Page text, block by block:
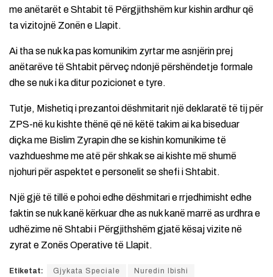
me anëtarët e Shtabit të Përgjithshëm kur kishin ardhur që
ta vizitojnë Zonën e Llapit.
Ai tha se nuk ka pas komunikim zyrtar me asnjërin prej
anëtarëve të Shtabit përveç ndonjë përshëndetje formale
dhe se nuk i ka ditur pozicionet e tyre.
Tutje, Mishetiq i prezantoi dëshmitarit një deklaratë të tij për
ZPS-në ku kishte thënë që në këtë takim ai ka biseduar
diçka me Bislim Zyrapin dhe se kishin komunikime të
vazhdueshme me atë për shkak se ai kishte më shumë
njohuri për aspektet e personelit se shefi i Shtabit.
Një gjë të tillë e pohoi edhe dëshmitari e rrjedhimisht edhe
faktin se nuk kanë kërkuar dhe as nuk kanë marrë as urdhra e
udhëzime në Shtabi i Përgjithshëm gjatë kësaj vizite në
zyrat e Zonës Operative të Llapit.
Etiketat: Gjykata Speciale Nuredin Ibishi